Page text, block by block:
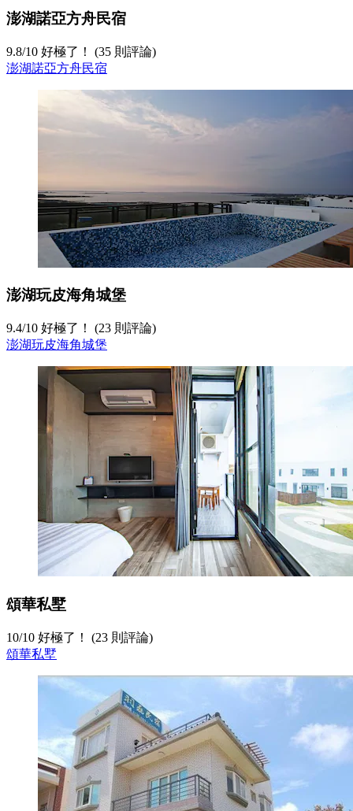
澎湖諾亞方舟民宿
9.8/10 好極了！ (35 則評論)
澎湖諾亞方舟民宿
澎湖玩皮海角城堡
9.4/10 好極了！ (23 則評論)
澎湖玩皮海角城堡
頌華私墅
10/10 好極了！ (23 則評論)
頌華私墅